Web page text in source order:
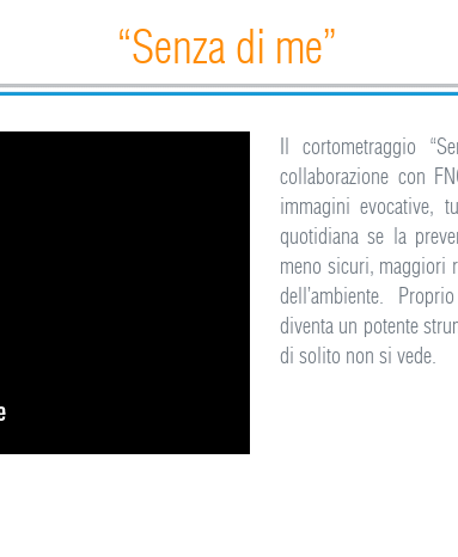
“Senza di me”
Il cortometraggio
collaborazione con
immagini evocative,
quotidiana se la
meno sicuri, maggiori
dell’ambiente.
diventa un potente
di solito non si vede.